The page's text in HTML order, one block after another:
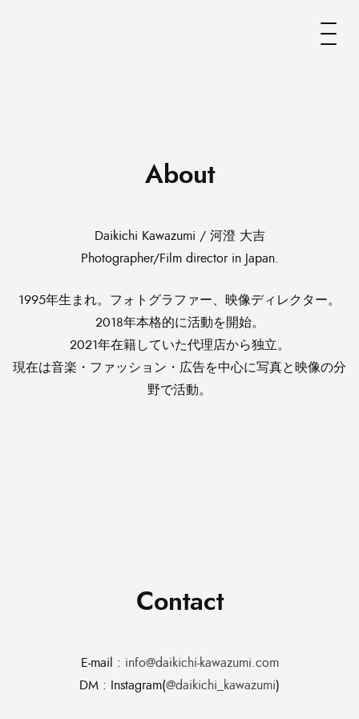
About
Daikichi Kawazumi / 河澄 大吉
Photographer/Film director in Japan.
1995年生まれ。フォトグラファー、映像ディレクター。
2018年本格的に活動を開始。
2021年在籍していた代理店から独立。
現在は音楽・ファッション・広告を中心に写真と映像の分
野で活動。
Contact
E-mail : info@daikichi-kawazumi.com
DM : Instagram(@daikichi_kawazumi)